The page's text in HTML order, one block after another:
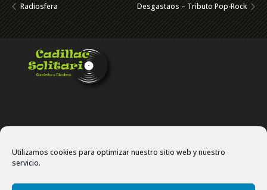
Utilizamos cookies para optimizar nuestro sitio web y nuestro
servicio.
Radiosfera Desgastaos – Tributo Pop-Rock